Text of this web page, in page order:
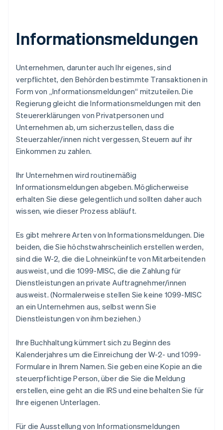
Informationsmeldungen
Unternehmen, darunter auch Ihr eigenes, sind
verpflichtet, den Behörden bestimmte Transaktionen in
Form von „Informationsmeldungen“ mitzuteilen. Die
Regierung gleicht die Informationsmeldungen mit den
Steuererklärungen von Privatpersonen und
Unternehmen ab, um sicherzustellen, dass die
Steuerzahler/innen nicht vergessen, Steuern auf ihr
Einkommen zu zahlen.
Ihr Unternehmen wird routinemäßig
Informationsmeldungen abgeben. Möglicherweise
erhalten Sie diese gelegentlich und sollten daher auch
wissen, wie dieser Prozess abläuft.
Es gibt mehrere Arten von Informationsmeldungen. Die
beiden, die Sie höchstwahrscheinlicherstellen werden,
sind die W-2, die die Lohneinkünfte von Mitarbeitenden
ausweist, und die 1099-MISC, die die Zahlung für
Dienstleistungen an private Auftragnehmer/innen
ausweist. (Normalerweise stellen Sie keine 1099-MISC
an ein Unternehmen aus, selbst wenn Sie
Dienstleistungen von ihm beziehen.)
Ihre Buchhaltung kümmert sich zu Beginn des
Kalenderjahres um die Einreichung der W-2- und 1099-
Formulare in Ihrem Namen. Sie geben eine Kopie an die
steuerpflichtige Person, über die Sie die Meldung
erstellen, eine geht an die IRS und eine behalten Sie für
Ihre eigenen Unterlagen.
Für die Ausstellung von Informationsmeldungen